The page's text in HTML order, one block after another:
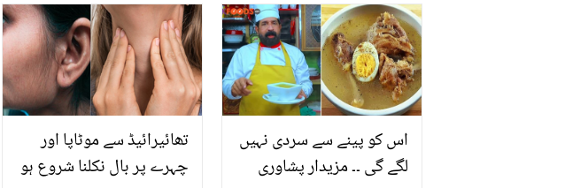
بچے ہوئے کھانے کی ایسی
حقیقت بتا دی کہ لوگ
حیران رہ جائیں
تیل میں آپ کی صحت اور
حسن کو نکھارنے کے کون
سے خزانے پوشیدہ ہیں؟
تھائیرائیڈ سے موٹاپا اور
چہرے پر بال نکلنا شروع ہو
اس کو پینے سے سردی نہیں
لگے گی ۔۔ مزیدار پشاوری